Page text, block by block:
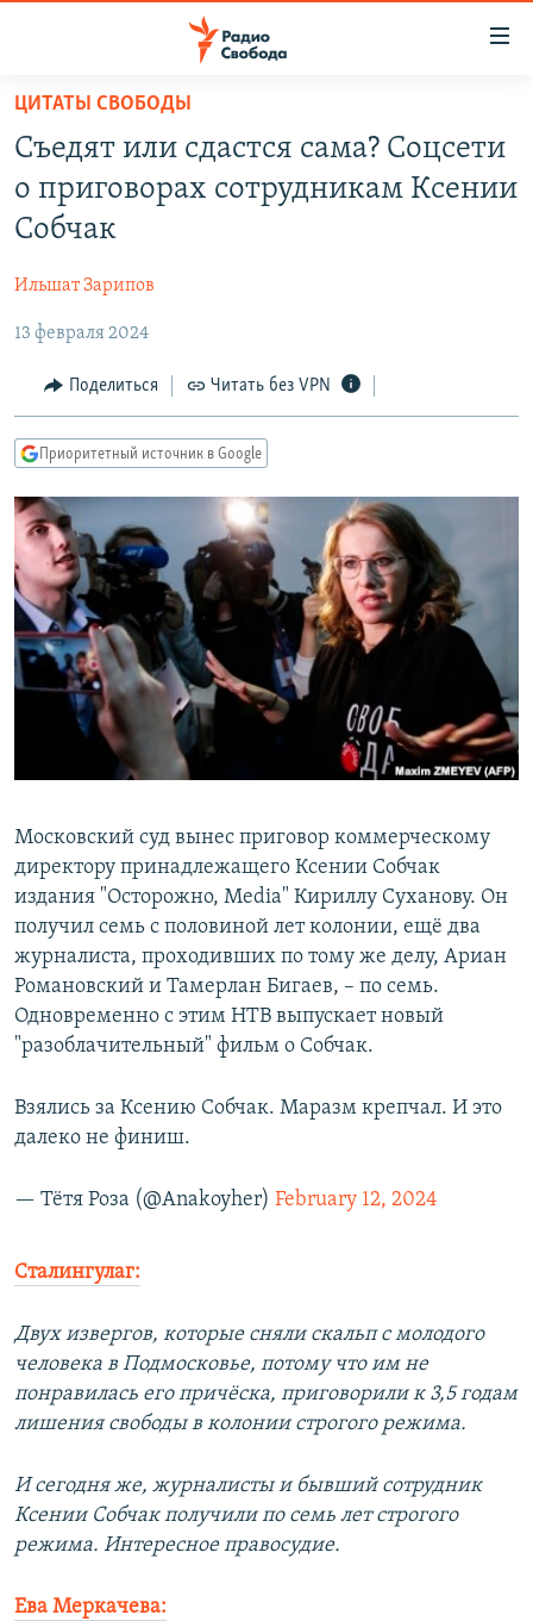
упрощенного
доступа
основному
Вернутся
навигации
Вернутся
поиску
ПОДКАСТЫ
АВТОРСКИЕ ПРОЕКТЫ
МНЕНИЯ
КУЛЬТУРА
IDEL.РЕАЛИИ
СЕВЕР.РЕАЛИИ
СИБИРЬ.РЕАЛИИ
РАСПИСАНИЕ ВЕЩАНИЯ
ПОДПИШИТЕСЬ НА РАССЫЛКУ
СОЦИАЛЬНЫЕ СЕТИ
Все сайты РСЕ/РС
ЦИТАТЫ СВОБОДЫ
Съедят или сдастся сама? Соцсети
о приговорах сотрудникам Ксении
Собчак
Ильшат Зарипов
13 февраля 2024
Поделиться Читать без VPN
Приоритетный источник в Google
Московский суд вынес приговор коммерческому
директору принадлежащего Ксении Собчак
издания "Осторожно, Media" Кириллу Суханову. Он
получил семь с половиной лет колонии, ещё два
журналиста, проходивших по тому же делу, Ариан
Романовский и Тамерлан Бигаев, – по семь.
Одновременно с этим НТВ выпускает новый
"разоблачительный" фильм о Собчак.
Взялись за Ксению Собчак. Маразм крепчал. И это
далеко не финиш.
— Тётя Роза (@Anakoyher) February 12, 2024
Сталингулаг:
Двух извергов, которые сняли скальп с молодого
человека в Подмосковье, потому что им не
понравилась его причёска, приговорили к 3,5 годам
лишения свободы в колонии строгого режима.
И сегодня же, журналисты и бывший сотрудник
Ксении Собчак получили по семь лет строгого
режима. Интересное правосудие.
Ева Меркачева: